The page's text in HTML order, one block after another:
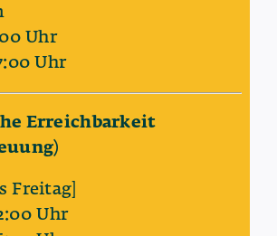
Uhr
Uhr
Erreichbarkeit
Freitag]
Uhr